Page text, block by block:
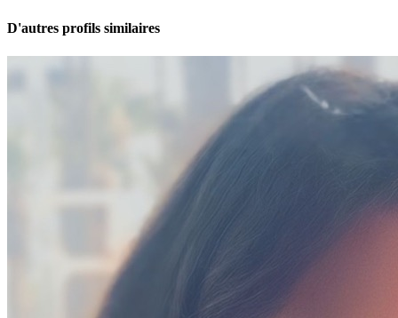
D'autres profils similaires